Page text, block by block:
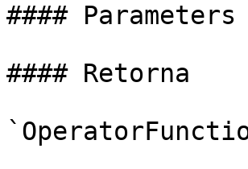
#### Parameters
#### Retorna